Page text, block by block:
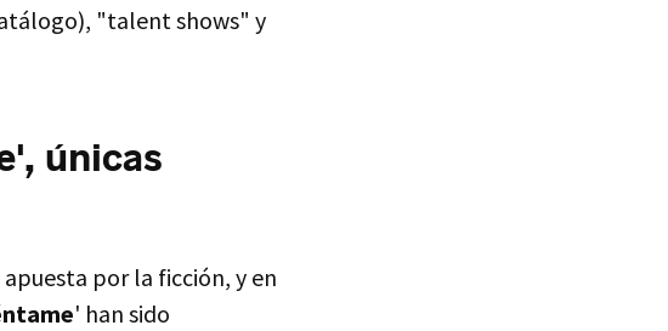
"talent shows" y
únicas
por la ficción, y en
' han sido